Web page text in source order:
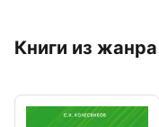
Книги из жанра